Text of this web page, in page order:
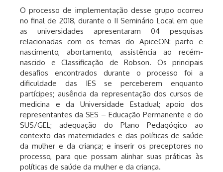
O processo de implementação desse grupo ocorreu
no final de 2018, durante o II Seminário Local em que
as universidades apresentaram 04 pesquisas
relacionadas com os temas do ApiceON: parto e
nascimento, abortamento, assistência ao recém-
nascido e Classificação de Robson. Os principais
desafios encontrados durante o processo foi a
dificuldade das IES se perceberem enquanto
partícipes; ausência da representação dos cursos de
medicina e da Universidade Estadual; apoio dos
representantes da SES – Educação Permanente e do
SUS/GEL; adequação do Plano Pedagógico ao
contexto das maternidades e das políticas de saúde
da mulher e da criança; e inserir os preceptores no
processo, para que possam alinhar suas práticas às
políticas de saúde da mulher e da criança.